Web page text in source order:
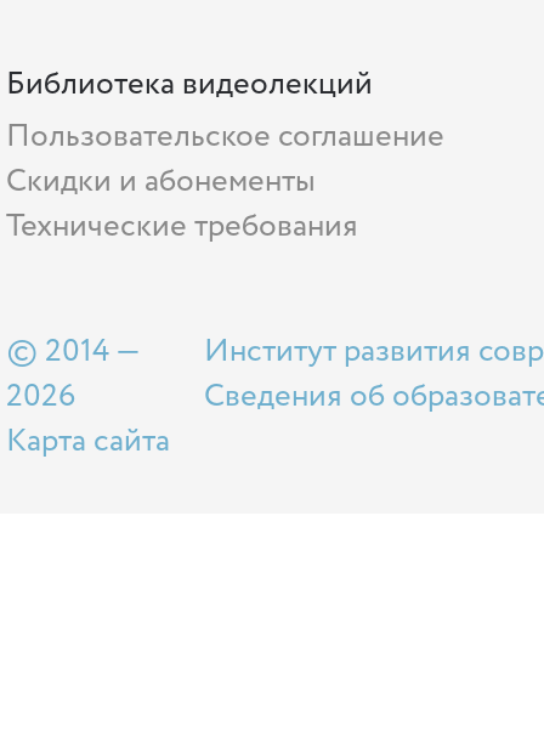
Библиотека видеолекций
Пользовательское соглашение
Скидки и абонементы
Технические требования
© 2014 —
2026
Карта сайта
Институт развития
Сведения об